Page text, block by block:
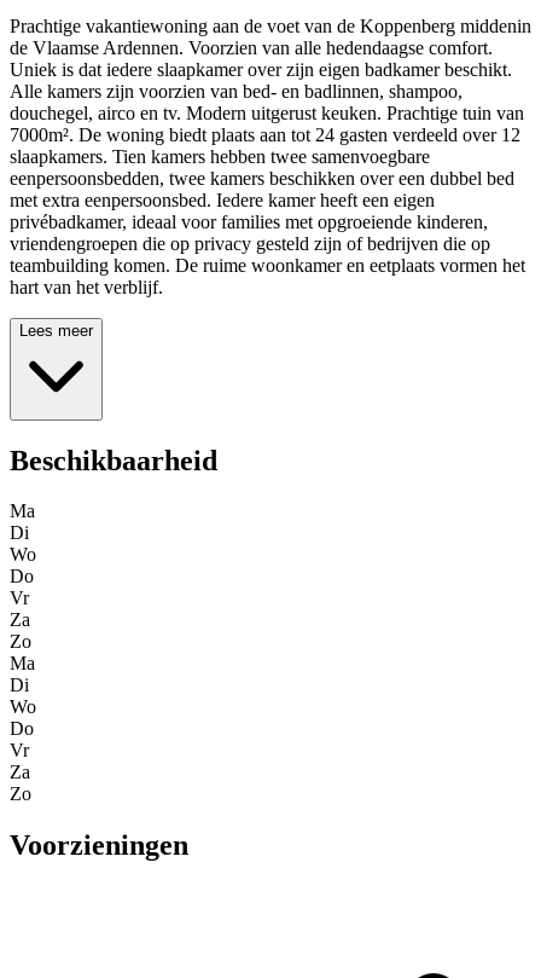
Prachtige vakantiewoning aan de voet van de Koppenberg middenin
de Vlaamse Ardennen. Voorzien van alle hedendaagse comfort.
Uniek is dat iedere slaapkamer over zijn eigen badkamer beschikt.
Alle kamers zijn voorzien van bed- en badlinnen, shampoo,
douchegel, airco en tv. Modern uitgerust keuken. Prachtige tuin van
7000m². De woning biedt plaats aan tot 24 gasten verdeeld over 12
slaapkamers. Tien kamers hebben twee samenvoegbare
eenpersoonsbedden, twee kamers beschikken over een dubbel bed
met extra eenpersoonsbed. Iedere kamer heeft een eigen
privébadkamer, ideaal voor families met opgroeiende kinderen,
vriendengroepen die op privacy gesteld zijn of bedrijven die op
teambuilding komen. De ruime woonkamer en eetplaats vormen het
hart van het verblijf.
Lees meer
Beschikbaarheid
Ma
Di
Wo
Do
Vr
Za
Zo
Ma
Di
Wo
Do
Vr
Za
Zo
Voorzieningen